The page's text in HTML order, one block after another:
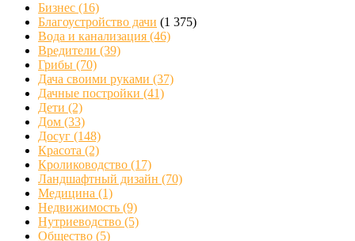
Бизнес (16)
Благоустройство дачи (1 375)
Вода и канализация (46)
Вредители (39)
Грибы (70)
Дача своими руками (37)
Дачные постройки (41)
Дети (2)
Дом (33)
Досуг (148)
Красота (2)
Кролиководство (17)
Ландшафтный дизайн (70)
Медицина (1)
Недвижимость (9)
Нутриеводство (5)
Общество (5)